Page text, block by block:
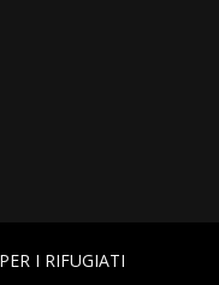
I RIFUGIATI